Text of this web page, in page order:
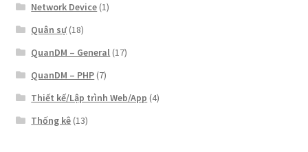
Network Device (1)
Quân sự (18)
QuanDM – General (17)
QuanDM – PHP (7)
Thiết kế/Lập trình Web/App (4)
Thống kê (13)